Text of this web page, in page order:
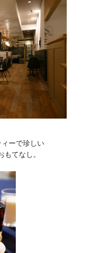
ィーで珍しい
もてなし。